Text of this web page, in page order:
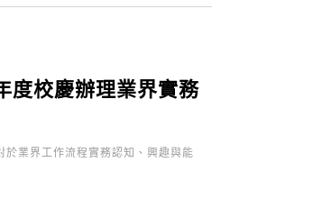
度校慶辦理業界實務
業界工作流程實務認知、興趣與能